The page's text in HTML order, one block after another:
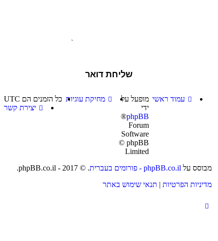
עמוד ראשי כל הזמנים הם UTC
מחיקת עוגיות
יצירת קשר
מופעל על
ידי
phpBB
®
Forum
Software
© phpBB
Limited
מבוסס על phpBB.co.il - פורומים בעברית
. © 2017 - phpBB.co.il.
מדיניות הפרטיות | תנאי שימוש באתר